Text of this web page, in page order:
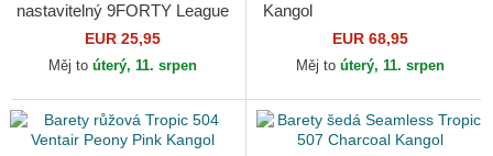
nastavitelný 9FORTY League
Essential New York Yankees
MLB New Era
EUR 25,95
Měj to úterý, 11. srpen
Kangol
EUR 68,95
Měj to úterý, 11. srpen